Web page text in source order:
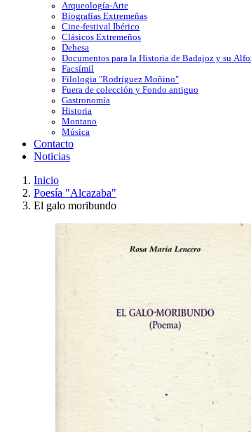
Arqueología-Arte
Biografías Extremeñas
Cine-festival Ibérico
Clásicos Extremeños
Dehesa
Documentos para la Historia de Badajoz y su
Facsímil
Filologia "Rodríguez Moñino"
Fuera de colección y Fondo antiguo
Gastronomía
Historia
Montano
Música
Contacto
Noticias
Inicio
Poesía "Alcazaba"
El galo moribundo